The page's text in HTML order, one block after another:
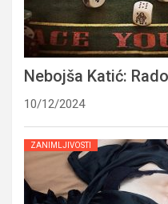
Nebojša Katić:
10/12/2024
ZANIMLJIVOSTI